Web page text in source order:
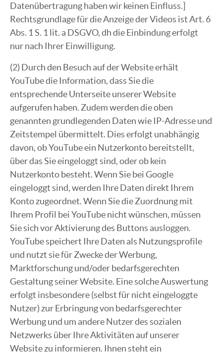
Datenübertragung haben wir keinen Einfluss.]
Rechtsgrundlage für die Anzeige der Videos ist Art. 6
Abs. 1 S. 1 lit. a DSGVO, dh die Einbindung erfolgt
nur nach Ihrer Einwilligung.
(2) Durch den Besuch auf der Website erhält
YouTube die Information, dass Sie die
entsprechende Unterseite unserer Website
aufgerufen haben. Zudem werden die oben
genannten grundlegenden Daten wie IP-Adresse und
Zeitstempel übermittelt. Dies erfolgt unabhängig
davon, ob YouTube ein Nutzerkonto bereitstellt,
über das Sie eingeloggt sind, oder ob kein
Nutzerkonto besteht. Wenn Sie bei Google
eingeloggt sind, werden Ihre Daten direkt Ihrem
Konto zugeordnet. Wenn Sie die Zuordnung mit
Ihrem Profil bei YouTube nicht wünschen, müssen
Sie sich vor Aktivierung des Buttons ausloggen.
YouTube speichert Ihre Daten als Nutzungsprofile
und nutzt sie für Zwecke der Werbung,
Marktforschung und/oder bedarfsgerechten
Gestaltung seiner Website. Eine solche Auswertung
erfolgt insbesondere (selbst für nicht eingeloggte
Nutzer) zur Erbringung von bedarfsgerechter
Werbung und um andere Nutzer des sozialen
Netzwerks über Ihre Aktivitäten auf unserer
Website zu informieren. Ihnen steht ein